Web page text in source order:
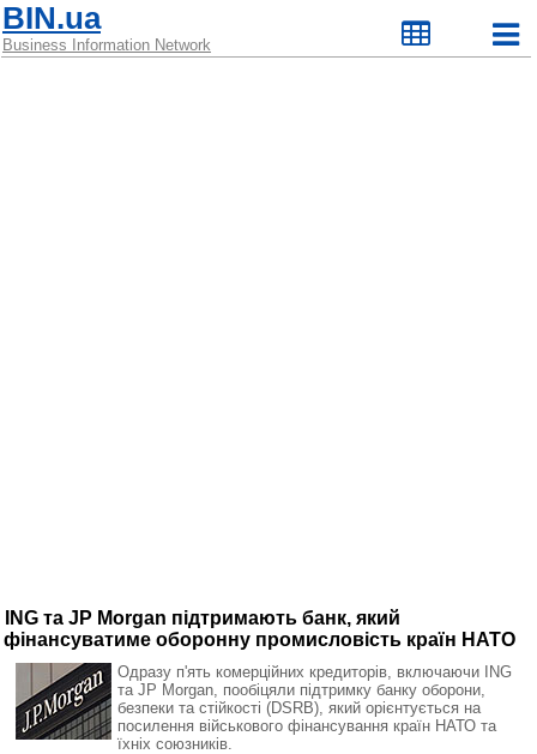
BIN.ua
Business Information Network
ING та JP Morgan підтримають банк, який
фінансуватиме оборонну промисловість країн НАТО
Одразу п'ять комерційних кредиторів, включаючи ING
та JP Morgan, пообіцяли підтримку банку оборони,
безпеки та стійкості (DSRB), який орієнтується на
посилення військового фінансування країн НАТО та
їхніх союзників.